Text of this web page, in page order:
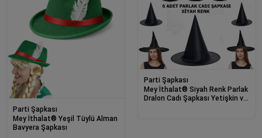
Parti Şapkası
Mey İthalat® Yeşil Tüylü Alman
Bavyera Şapkası
Parti Şapkası
Mey İthalat® Siyah Renk Parlak
Dralon Cadı Şapkası Yetişkin ve